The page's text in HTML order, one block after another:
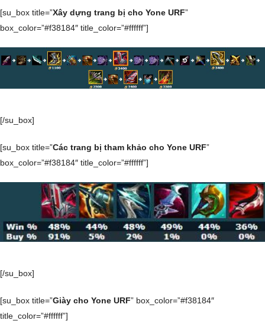
[su_box title=”Xây dựng trang bị cho Yone URF”
box_color=”#f38184″ title_color=”#ffffff”]
[/su_box]
[su_box title=”Các trang bị tham khảo cho Yone URF”
box_color=”#f38184″ title_color=”#ffffff”]
[/su_box]
[su_box title=”Giày cho Yone URF” box_color=”#f38184″
title_color=”#ffffff”]